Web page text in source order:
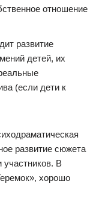
отношение
развитие
детей, их
(если дети к
развитие сюжета
участников. В
хорошо